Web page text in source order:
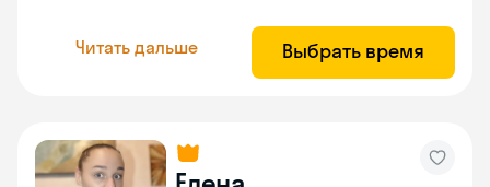
Читать дальше Выбрать время